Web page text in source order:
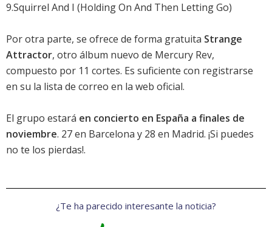
9.Squirrel And I (Holding On And Then Letting Go)
Por otra parte, se ofrece de forma gratuita Strange
Attractor, otro álbum nuevo de Mercury Rev,
compuesto por 11 cortes. Es suficiente con registrarse
en su la lista de correo en la web oficial.
El grupo estará en concierto en España a finales de
noviembre. 27 en Barcelona y 28 en Madrid. ¡Si puedes
no te los pierdas!.
¿Te ha parecido interesante la noticia?